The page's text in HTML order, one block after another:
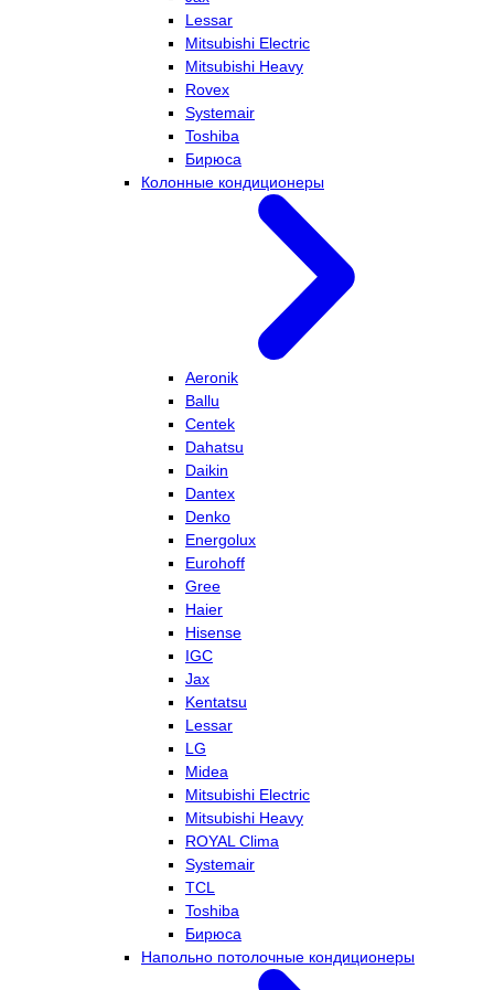
Lessar
Mitsubishi Electric
Mitsubishi Heavy
Rovex
Systemair
Toshiba
Бирюса
Колонные кондиционеры
Aeronik
Ballu
Centek
Dahatsu
Daikin
Dantex
Denko
Energolux
Eurohoff
Gree
Haier
Hisense
IGC
Jax
Kentatsu
Lessar
LG
Midea
Mitsubishi Electric
Mitsubishi Heavy
ROYAL Clima
Systemair
TCL
Toshiba
Бирюса
Напольно потолочные кондиционеры